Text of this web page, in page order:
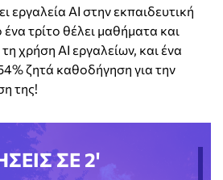
εργαλεία ΑΙ στην εκπαιδευτική
ένα τρίτο θέλει μαθήματα και
χρήση AI εργαλείων, και ένα
ζητά καθοδήγηση για την
της!
ΣΕ 2'